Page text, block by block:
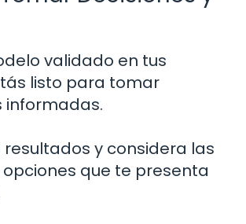
validado en tus
listo para tomar
informadas.
resultados y considera las
que te presenta